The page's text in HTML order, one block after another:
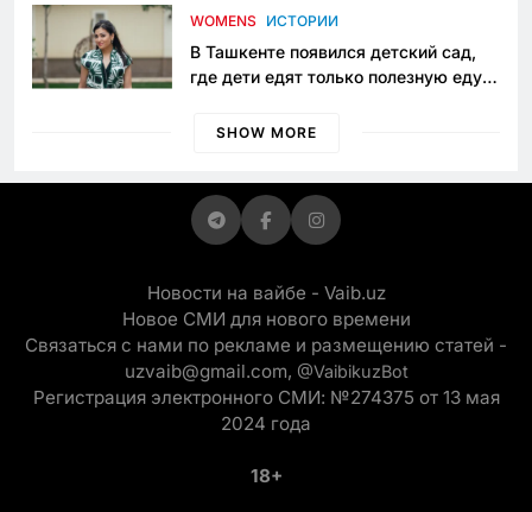
приговору
WOMENS ИСТОРИИ
В Ташкенте появился детский сад,
где дети едят только полезную еду.
просить «кашу без сахара»
SHOW MORE
Новости на вайбе - Vaib.uz
Новое СМИ для нового времени
Связаться с нами по рекламе и размещению статей -
uzvaib@gmail.com, @VaibikuzBot
Регистрация электронного СМИ: №274375 от 13 мая
2024 года
18+